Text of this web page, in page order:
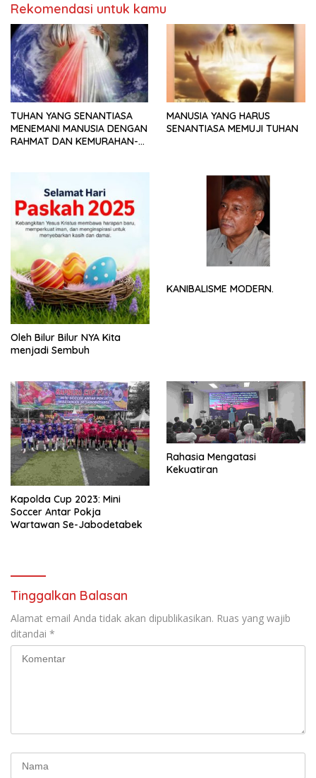
Rekomendasi untuk kamu
TUHAN YANG SENANTIASA
MENEMANI MANUSIA DENGAN
RAHMAT DAN KEMURAHAN-
MANUSIA YANG HARUS
SENANTIASA MEMUJI TUHAN
Oleh Bilur Bilur NYA Kita
menjadi Sembuh
KANIBALISME MODERN.
Kapolda Cup 2023: Mini
Soccer Antar Pokja
Wartawan Se-Jabodetabek
Rahasia Mengatasi
Kekuatiran
Tinggalkan Balasan
Alamat email Anda tidak akan dipublikasikan. Ruas yang wajib
ditandai *